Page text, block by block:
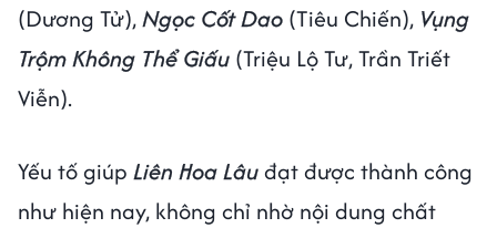
(Dương Tử),Ngọc Cốt Dao (Tiêu Chiến), Vụng
Trộm Không Thể Giấu (Triệu Lộ Tư, Trần Triết
Viễn).
Yếu tố giúp Liên Hoa Lâuđạt được thành công
như hiện nay, không chỉ nhờ nội dung chất